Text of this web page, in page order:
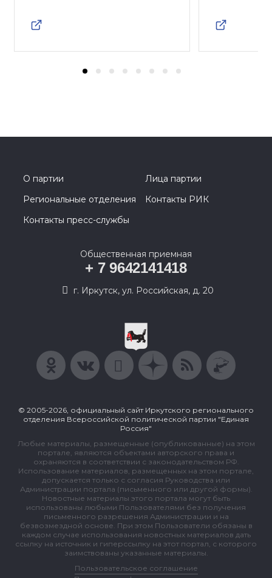
О партии
Лица партии
Региональные отделения
Контакты РИК
Контакты пресс-службы
Общественная приемная
+ 7 9642141418
г. Иркутск, ул. Российская, д. 20
© 2005-2026, официальный сайт Иркутского регионального
отделения Всероссийской политической партии "Единая
Россия"
Любые материалы, размещенные (опубликованные) на этом
портале, являются объектами авторского права и
охраняются в соответствии с законодательством РФ.
Использование материалов, размещенных на этом портале,
допускается только с согласия Руководства или
Администрации портала (письменного или другой формы).
Новостные материалы этого портала могут быть
использованы любыми Пользователями без получения
письменного разрешения Администрации и на
безвозмездной основе. При этом Пользователи обязаны в
каждом случае использования новостных материалов дать
ссылку на источник и гиперссылку на этот портал, с которого
заимствованы указанные материалы.
Пользовательское соглашение